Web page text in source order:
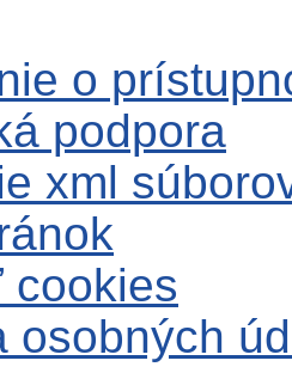
o
podpora
xml
cookies
osobných